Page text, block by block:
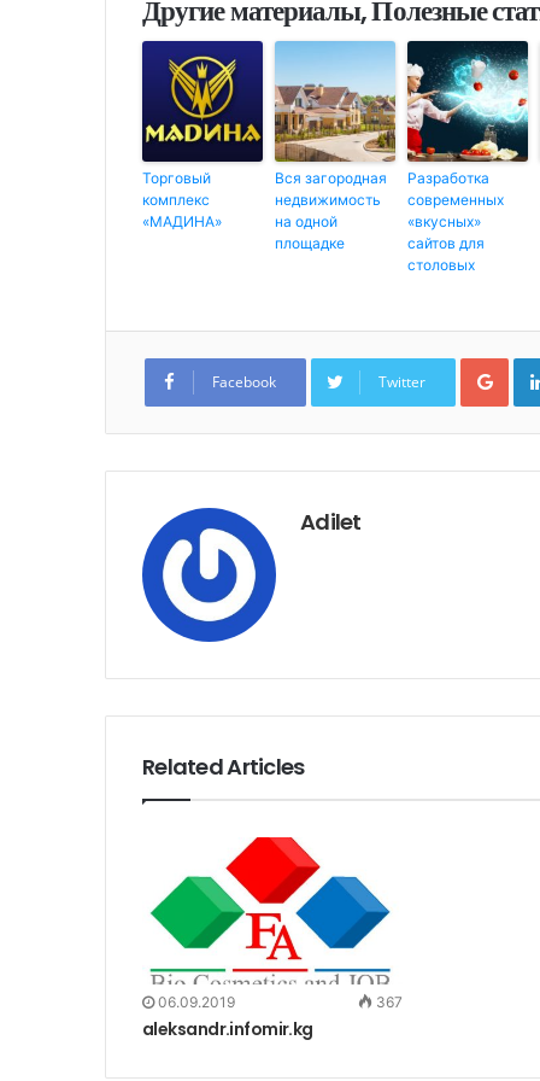
Другие материалы, Полезные
Торговый
комплекс
«МАДИНА»
Вся загородная
недвижимость
на одной
площадке
Разработка
современных
«вкусных»
сайтов для
столовых
Facebook Twitter
G
g
+
Adilet
Related Articles
06.09.2019 367
aleksandr.infomir.kg